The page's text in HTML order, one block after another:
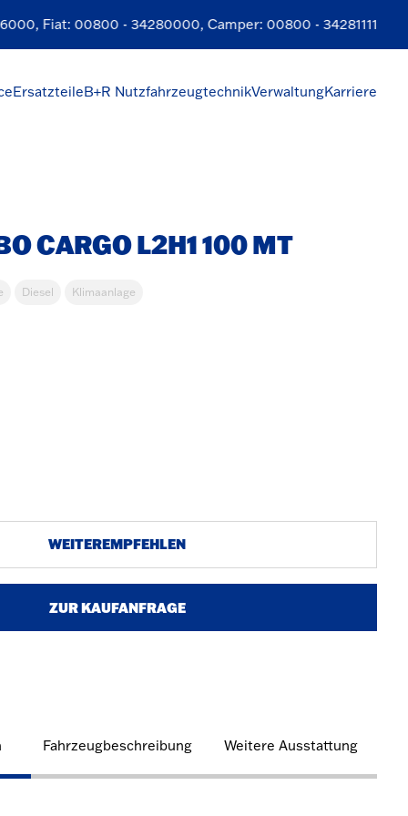
, Fiat:00800 - 34280000, Camper:00800 - 34281111
ErsatzteileB+R NutzfahrzeugtechnikVerwaltungKarriere
CARGO L2H1 100 MT
Diesel Klimaanlage
WEITEREMPFEHLEN
ZUR KAUFANFRAGE
Fahrzeugbeschreibung Weitere Ausstattung